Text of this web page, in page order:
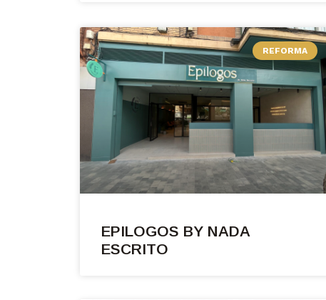
REFORMA
EPILOGOS BY NADA
ESCRITO